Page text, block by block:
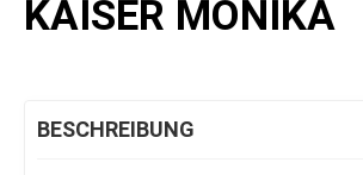
KAISER MONIKA
BESCHREIBUNG